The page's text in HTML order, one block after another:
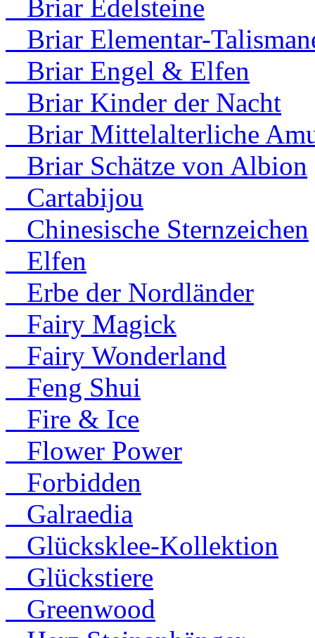
Briar Edelsteine
Briar Elementar-
Briar Engel & Elfen
Briar Kinder der Nacht
Briar Mittelalterliche
Briar Schätze von Albion
Cartabijou
Chinesische Sternzeichen
Elfen
Erbe der Nordländer
Fairy Magick
Fairy Wonderland
Feng Shui
Fire & Ice
Flower Power
Forbidden
Galraedia
Glücksklee-Kollektion
Glückstiere
Greenwood